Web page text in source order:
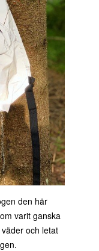
den här
varit ganska
och letat